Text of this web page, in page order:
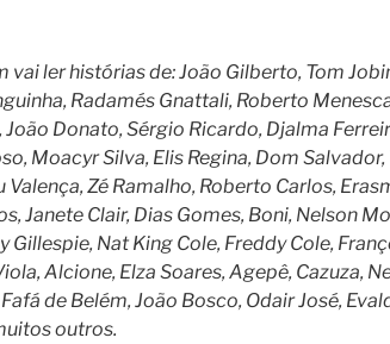
vai ler histórias de: João Gilberto, Tom
Radamés Gnattali, Roberto
João Donato, Sérgio Ricardo, Djalma
Moacyr Silva, Elis Regina, Dom Salvador,
Valença, Zé Ramalho, Roberto Carlos,
Janete Clair, Dias Gomes, Boni, Nelson
Gillespie, Nat King Cole, Freddy Cole,
Alcione, Elza Soares, Agepê, Cazuza,
de Belém, João Bosco, Odair José,
outros.